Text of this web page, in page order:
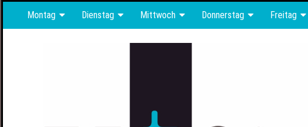
Montag Dienstag Mittwoch Donnerstag Freitag